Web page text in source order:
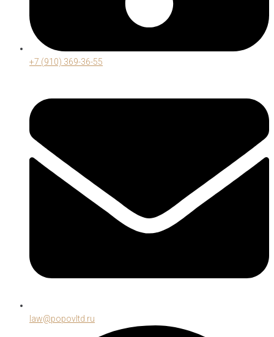
+7 (910) 369-36-55
law@popovltd.ru